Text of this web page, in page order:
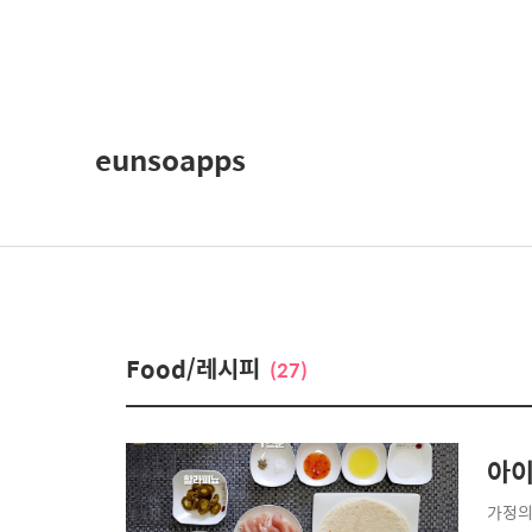
eunsoapps
Food/레시피 (27)
아
가정